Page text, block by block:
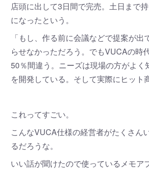
店頭に出して3日間で完売。土日まで
になったという。
「もし、作る前に会議などで提案が出
らせなかっただろう。でもVUCAの時
50％間違う。ニーズは現場の方がよく
を開発している。そして実際にヒット
これってすごい。
こんなVUCA仕様の経営者がたくさん
るだろうな。
いい話が聞けたので使っているメモア